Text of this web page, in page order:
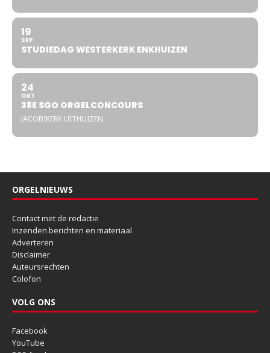
19
SEP
STUDIEDAG WESTERKERK ENKHUIZEN
24
OKT
38E SGO ORGELCONCOURS
JACOBIKERK UITHUIZEN
ORGELNIEUWS
Contact met de redactie
Inzenden berichten en materiaal
Adverteren
Disclaimer
Auteursrechten
Colofon
VOLG ONS
Facebook
YouTube